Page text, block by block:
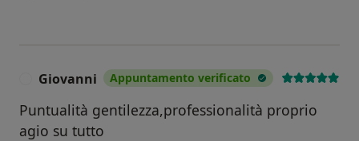
Giovanni Appuntamento verificato
Puntualità gentilezza,professionalità proprio
agio su tutto